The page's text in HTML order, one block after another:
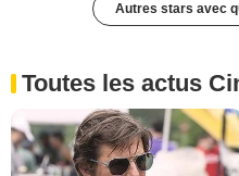
Autres stars avec
Toutes les actus